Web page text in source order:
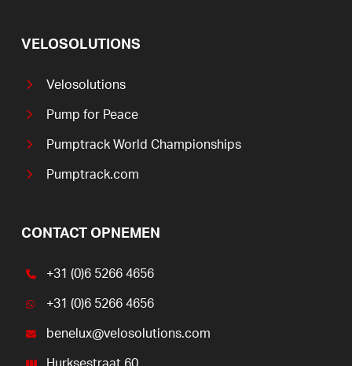
VELOSOLUTIONS
Velosolutions
Pump for Peace
Pumptrack World Championships
Pumptrack.com
CONTACT OPNEMEN
+31 (0)6 5266 4656
+31 (0)6 5266 4656
benelux@velosolutions.com